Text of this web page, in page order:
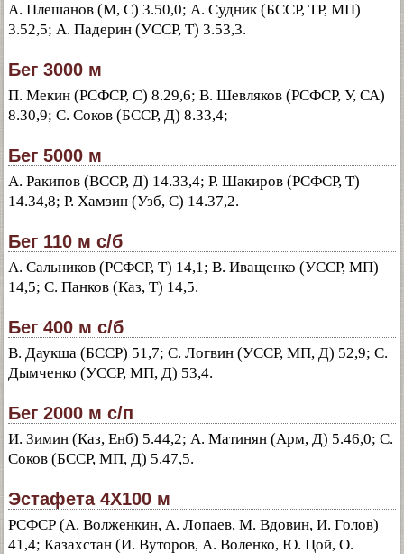
A. Плешанов (М, С) 3.50,0; А. Судник (БССР, ТР, МП)
3.52,5; А. Падерин (УССР, Т) 3.53,3.
Бег 3000 м
П. Мекин (РСФСР, С) 8.29,6; B. Шевляков (РСФСР, У, СА)
8.30,9; С. Соков (БССР, Д) 8.33,4;
Бег 5000 м
А. Ракипов (ВССР, Д) 14.33,4; Р. Шакиров (РСФСР, Т)
14.34,8; Р. Хамзин (Узб, С) 14.37,2.
Бег 110 м с/б
А. Сальников (РСФСР, Т) 14,1; В. Иващенко (УССР, МП)
14,5; С. Панков (Каз, Т) 14,5.
Бег 400 м с/б
В. Даукша (БССР) 51,7; С. Логвин (УССР, МП, Д) 52,9; С.
Дымченко (УССР, МП, Д) 53,4.
Бег 2000 м с/п
И. Зимин (Каз, Енб) 5.44,2; А. Матинян (Арм, Д) 5.46,0; С.
Соков (БССР, МП, Д) 5.47,5.
Эстафета 4X100 м
РСФСР (А. Волженкин, А. Лопаев, М. Вдовин, И. Голов)
41,4; Казахстан (И. Вуторов, А. Воленко, Ю. Цой, О.